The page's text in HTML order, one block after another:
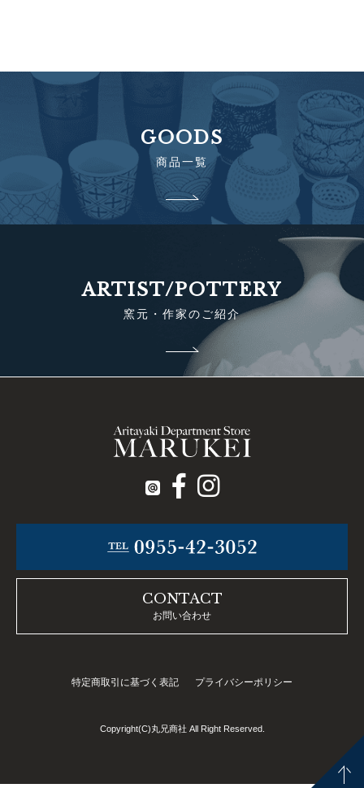
GOODS
商品一覧
ARTIST/POTTERY
窯元・作家のご紹介
CONTACT
お問い合わせ
特定商取引に基づく表記 プライバシーポリシー
Copyright(C)丸兄商社 All Right Reserved.